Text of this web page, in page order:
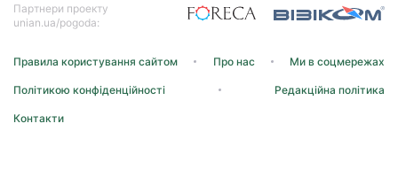
Партнери проекту
unian.ua/pogoda:
Правила користування сайтом Про нас Ми в соцмережах
Політикою конфіденційності Редакційна політика
Контакти